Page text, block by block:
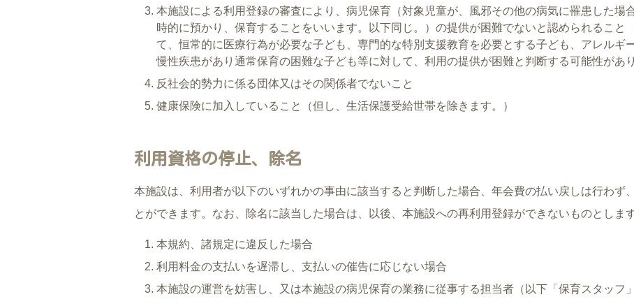
本施設による利用登録の審査により、病児保育（対象児童が、風邪その他の病気に罹患した場
時的に預かり、保育することをいいます。以下同じ。）の提供が困難でないと認められること
て、恒常的に医療行為が必要な子ども、専門的な特別支援教育を必要とする子ども、アレルギ
慢性疾患があり通常保育の困難な子ども等に対して、利用の提供が困難と判断する可能性があ
反社会的勢力に係る団体又はその関係者でないこと
健康保険に加入していること（但し、生活保護受給世帯を除きます。）
利用資格の停止、除名
本施設は、利用者が以下のいずれかの事由に該当すると判断した場合、年会費の払い戻しは行わず
とができます。なお、除名に該当した場合は、以後、本施設への再利用登録ができないものとします
本規約、諸規定に違反した場合
利用料金の支払いを遅滞し、支払いの催告に応じない場合
本施設の運営を妨害し、又は本施設の病児保育の業務に従事する担当者（以下「保育スタッフ